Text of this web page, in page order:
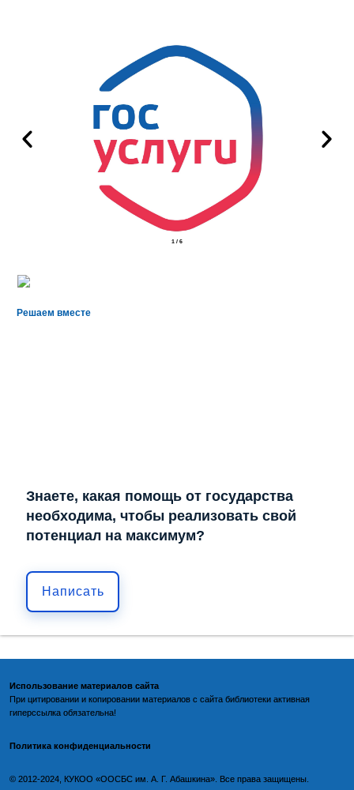
1 / 6
Решаем вместе
Знаете, какая помощь от государства
необходима, чтобы реализовать свой
потенциал на максимум?
Написать
Использование материалов сайта
При цитировании и копировании материалов с сайта библиотеки активная
гиперссылка обязательна!
Политика конфиденциальности
©️ 2012-2024, КУКОО «ООСБС им. А. Г. Абашкина». Все права защищены.